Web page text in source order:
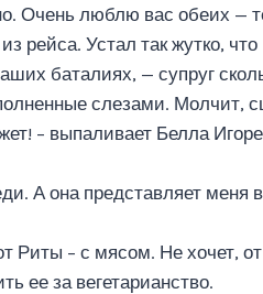
Очень люблю вас обеих —
рейса. Устал так жутко,
баталиях, — супруг
слезами. Молчит,
– выпаливает Белла
А она представляет меня
Риты – с мясом. Не хочет,
ее за вегетарианство.